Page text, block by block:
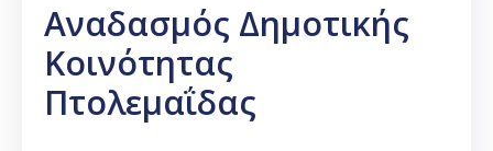
Αναδασμός Δημοτικής
Κοινότητας
Πτολεμαΐδας